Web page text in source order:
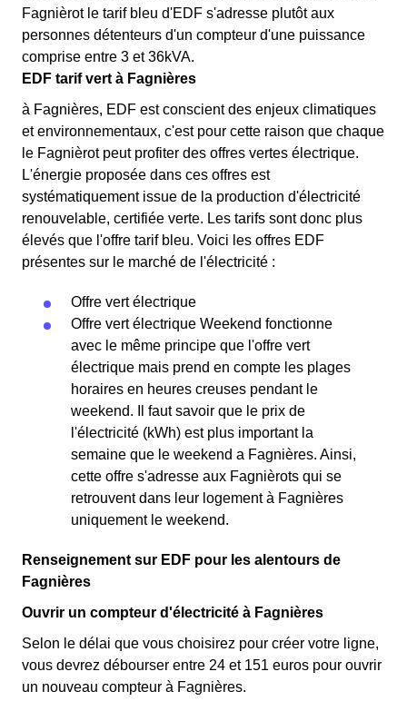
Fagnièrot le tarif bleu d'EDF s'adresse plutôt aux
personnes détenteurs d'un compteur d'une puissance
comprise entre 3 et 36kVA.
EDF tarif vert à Fagnières
à Fagnières, EDF est conscient des enjeux climatiques
et environnementaux, c'est pour cette raison que chaque
le Fagnièrot peut profiter des offres vertes électrique.
L'énergie proposée dans ces offres est
systématiquement issue de la production d'électricité
renouvelable, certifiée verte. Les tarifs sont donc plus
élevés que l'offre tarif bleu. Voici les offres EDF
présentes sur le marché de l'électricité :
Offre vert électrique
Offre vert électrique Weekend fonctionne
avec le même principe que l'offre vert
électrique mais prend en compte les plages
horaires en heures creuses pendant le
weekend. Il faut savoir que le prix de
l'électricité (kWh) est plus important la
semaine que le weekend a Fagnières. Ainsi,
cette offre s'adresse aux Fagnièrots qui se
retrouvent dans leur logement à Fagnières
uniquement le weekend.
Renseignement sur EDF pour les alentours de
Fagnières
Ouvrir un compteur d'électricité à Fagnières
Selon le délai que vous choisirez pour créer votre ligne,
vous devrez débourser entre 24 et 151 euros pour ouvrir
un nouveau compteur à Fagnières.